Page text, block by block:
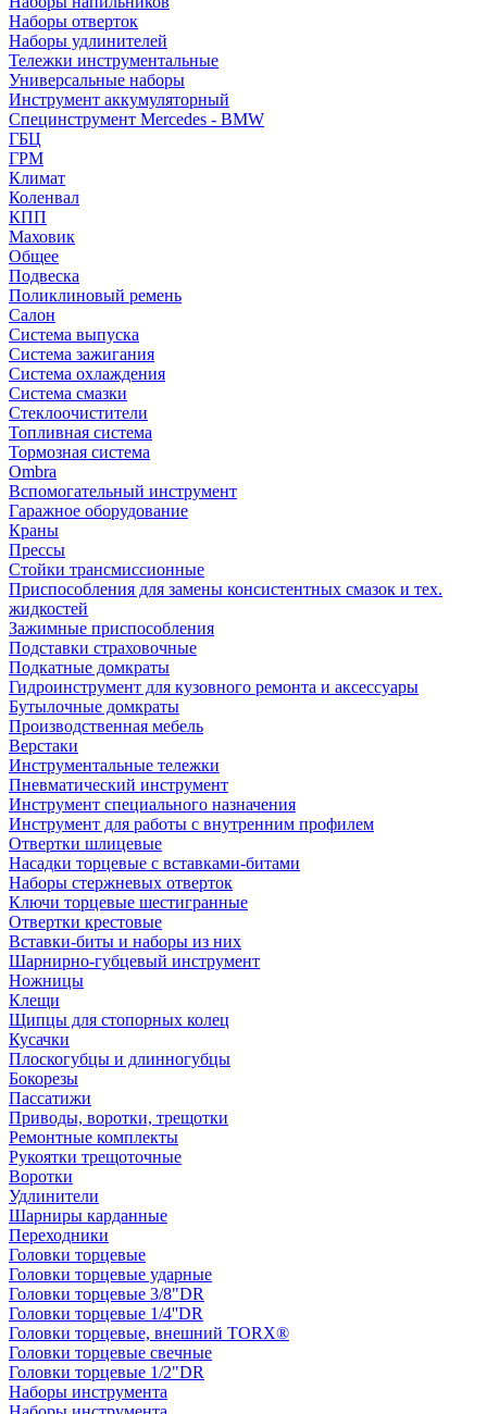
Наборы отверток
Наборы удлинителей
Тележки инструментальные
Универсальные наборы
Инструмент аккумуляторный
Специнструмент Mercedes - BMW
ГБЦ
ГРМ
Климат
Коленвал
КПП
Маховик
Общее
Подвеска
Поликлиновый ремень
Салон
Система выпуска
Система зажигания
Система охлаждения
Система смазки
Стеклоочистители
Топливная система
Тормозная система
Ombra
Вспомогательный инструмент
Гаражное оборудование
Краны
Прессы
Стойки трансмиссионные
Приспособления для замены консистентных смазок и тех.
жидкостей
Зажимные приспособления
Подставки страховочные
Подкатные домкраты
Гидроинструмент для кузовного ремонта и аксессуары
Бутылочные домкраты
Производственная мебель
Верстаки
Инструментальные тележки
Пневматический инструмент
Инструмент специального назначения
Инструмент для работы с внутренним профилем
Отвертки шлицевые
Насадки торцевые с вставками-битами
Наборы стержневых отверток
Ключи торцевые шестигранные
Отвертки крестовые
Вставки-биты и наборы из них
Шарнирно-губцевый инструмент
Ножницы
Клещи
Щипцы для стопорных колец
Кусачки
Плоскогубцы и длинногубцы
Бокорезы
Пассатижи
Приводы, воротки, трещотки
Ремонтные комплекты
Рукоятки трещоточные
Воротки
Удлинители
Шарниры карданные
Переходники
Головки торцевые
Головки торцевые ударные
Головки торцевые 3/8"DR
Головки торцевые 1/4''DR
Головки торцевые, внешний TORX®
Головки торцевые свечные
Головки торцевые 1/2"DR
Наборы инструмента